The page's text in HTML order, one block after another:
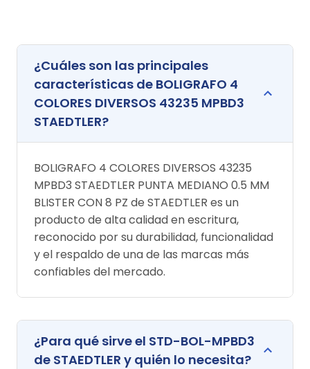
¿Cuáles son las principales
características de BOLIGRAFO 4
COLORES DIVERSOS 43235 MPBD3
STAEDTLER?
BOLIGRAFO 4 COLORES DIVERSOS 43235
MPBD3 STAEDTLER PUNTA MEDIANO 0.5 MM
BLISTER CON 8 PZ de STAEDTLER es un
producto de alta calidad en escritura,
reconocido por su durabilidad, funcionalidad
y el respaldo de una de las marcas más
confiables del mercado.
¿Para qué sirve el STD-BOL-MPBD3
de STAEDTLER y quién lo necesita?